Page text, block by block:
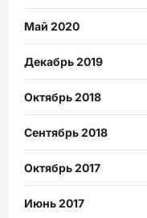
Май 2020
Декабрь 2019
Октябрь 2018
Сентябрь 2018
Октябрь 2017
Июнь 2017